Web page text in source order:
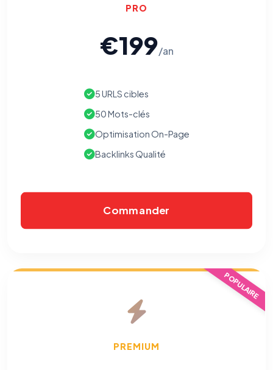
PRO
€199/an
5 URLS cibles
50 Mots-clés
Optimisation On-Page
Backlinks Qualité
Commander
POPULAIRE
PREMIUM
⚙️
TOUJOURS ACTIF
Nécessaires au fonctionnement du site : session, sécurité,